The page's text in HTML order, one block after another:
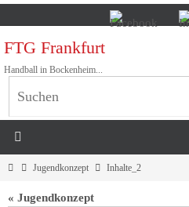
Inhalt
springen
FTG Frankfurt
Handball in Bockenheim...
HomeJugendkonzept Inhalte_2
« Jugendkonzept